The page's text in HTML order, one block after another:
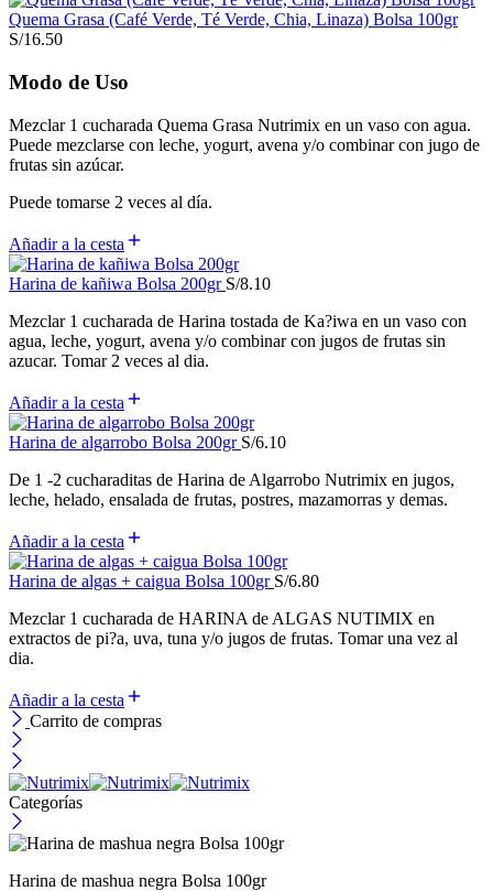
Quema Grasa (Café Verde, Té Verde, Chia, Linaza) Bolsa 100gr
S/16.50
Modo de Uso
Mezclar 1 cucharada Quema Grasa Nutrimix en un vaso con agua.
Puede mezclarse con leche, yogurt, avena y/o combinar con jugo de
frutas sin azúcar.
Puede tomarse 2 veces al día.
Añadir a la cesta
Harina de kañiwa Bolsa 200gr S/8.10
Mezclar 1 cucharada de Harina tostada de Ka?iwa en un vaso con
agua, leche, yogurt, avena y/o combinar con jugos de frutas sin
azucar. Tomar 2 veces al dia.
Añadir a la cesta
Harina de algarrobo Bolsa 200gr S/6.10
De 1 -2 cucharaditas de Harina de Algarrobo Nutrimix en jugos,
leche, helado, ensalada de frutas, postres, mazamorras y demas.
Añadir a la cesta
Harina de algas + caigua Bolsa 100gr S/6.80
Mezclar 1 cucharada de HARINA de ALGAS NUTIMIX en
extractos de pi?a, uva, tuna y/o jugos de frutas. Tomar una vez al
dia.
Añadir a la cesta
Carrito de compras
Categorías
Harina de mashua negra Bolsa 100gr